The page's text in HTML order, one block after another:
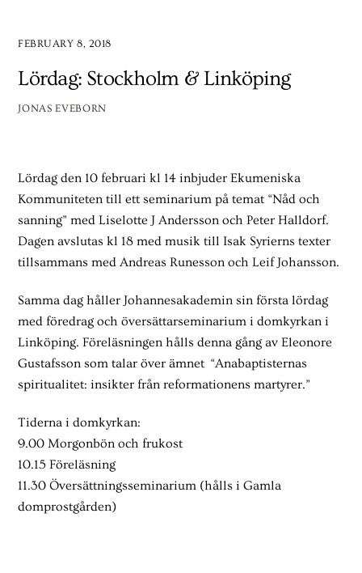
FEBRUARY 8, 2018
Lördag: Stockholm & Linköping
JONAS EVEBORN
Lördag den 10 februari kl 14 inbjuder Ekumeniska
Kommuniteten till ett seminarium på temat “Nåd och
sanning” med Liselotte J Andersson och Peter Halldorf.
Dagen avslutas kl 18 med musik till Isak Syrierns texter
tillsammans med Andreas Runesson och Leif Johansson.
Samma dag håller Johannesakademin sin första lördag
med föredrag och översättarseminarium i domkyrkan i
Linköping. Föreläsningen hålls denna gång av Eleonore
Gustafsson som talar över ämnet “Anabaptisternas
spiritualitet: insikter från reformationens martyrer.”
Tiderna i domkyrkan:
9.00 Morgonbön och frukost
10.15 Föreläsning
11.30 Översättningsseminarium (hålls i Gamla
domprostgården)